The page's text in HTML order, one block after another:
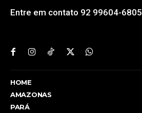
Entre em contato 92 99604-6805
HOME
AMAZONAS
PARÁ